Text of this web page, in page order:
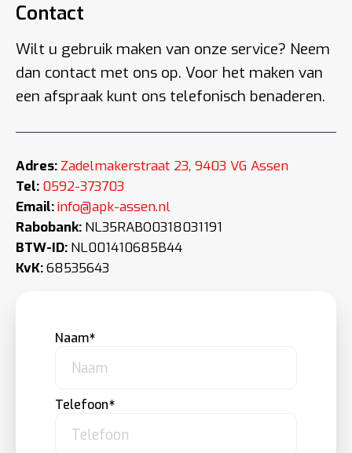
Contact
Wilt u gebruik maken van onze service? Neem
dan contact met ons op. Voor het maken van
een afspraak kunt ons telefonisch benaderen.
Adres: Zadelmakerstraat 23, 9403 VG Assen
Tel: 0592-373703
Email:info@apk-assen.nl
Rabobank: NL35RABO0318031191
BTW-ID: NL001410685B44
KvK:68535643
Naam
Telefoon